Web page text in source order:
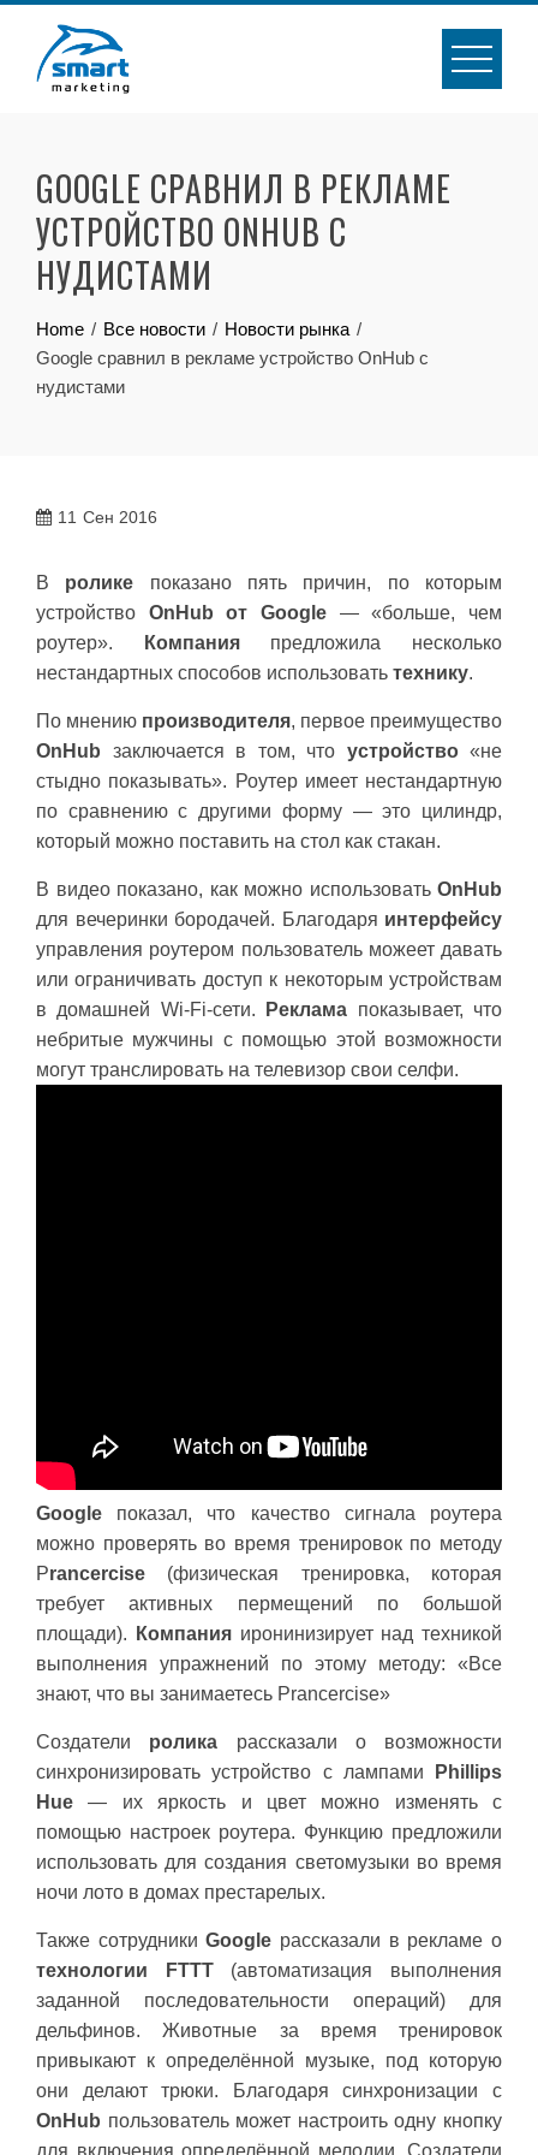
content
GOOGLE СРАВНИЛ В РЕКЛАМЕ
УСТРОЙСТВО ONHUB С
НУДИСТАМИ
Home Все новости
Новости рынка
Google сравнил в рекламе устройство OnHub с
нудистами
11 Сен 2016
В ролике показано пять причин, по которым
устройство OnHub от Google — «больше, чем
роутер».
Компанияпредложила несколько
нестандартных способов использовать технику.
По мнению производителя, первое преимущество
OnHub заключается в том, что устройство«не
стыдно показывать». Роутер имеет нестандартную
по сравнению с другими форму — это цилиндр,
который можно поставить на стол как стакан.
В видео показано, как можно использовать OnHub
для вечеринки бородачей. Благодаря интерфейсу
управления роутером пользователь можеет давать
или ограничивать доступ к некоторым устройствам
в домашней Wi-Fi-сети.
Реклама показывает, что
небритые мужчины с помощью этой возможности
могут транслировать на телевизор свои селфи.
Google показал, что качество сигнала роутера
можно проверять во время тренировок по методу
Prancercise (физическая тренировка, которая
требует активных пермещений по большой
площади).
Компанияиронинизирует над техникой
выполнения упражнений по этому методу: «Все
знают, что вы занимаетесь Prancercise»
Cоздатели ролика рассказали о возможности
синхронизировать устройство с лампами
Phillips
Hue — их яркость и цвет можно изменять с
помощью настроек роутера. Функцию предложили
использовать для создания светомузыки во время
ночи лото в домах престарелых.
Также сотрудникиGoogle рассказали в рекламе о
технологии FTTT(автоматизация выполнения
заданной последовательности операций) для
дельфинов. Животные за время тренировок
привыкают к определённой музыке, под которую
они делают трюки. Благодаря синхронизации с
OnHub пользователь может настроить одну кнопку
для включения определённой мелодии. Создатели